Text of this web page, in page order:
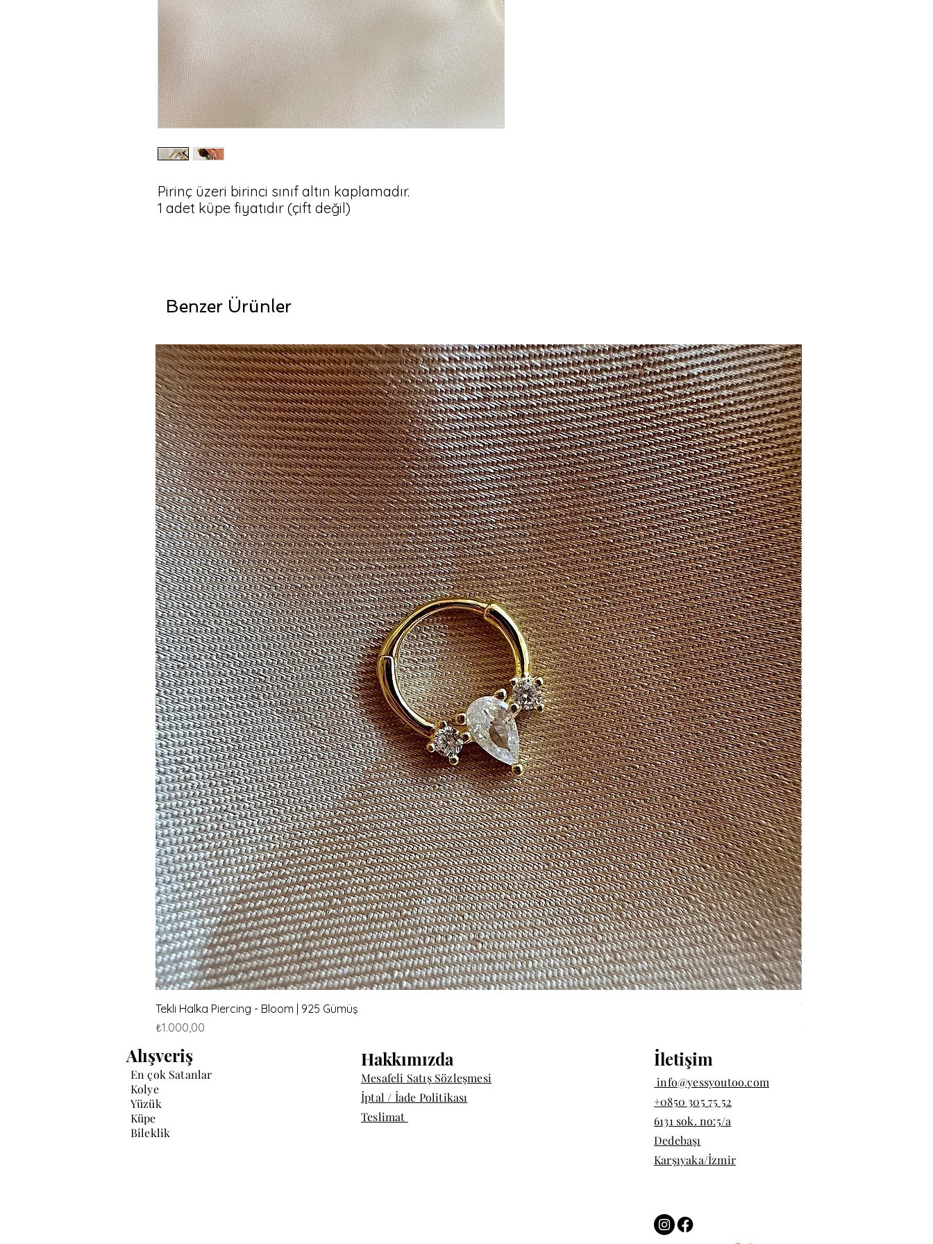
Pirinç üzeri birinci sınıf altın kaplamadır.
Benzer Ürünler
Tekli Halka Piercing - Bloom | 925 Gümüş
Fiyat
₺1.000,00
Tekli Halka Piercing -
Fiyat
₺1.000,00
Alışveriş
En çok Satanlar
Kolye
Yüzük
Küpe
Bileklik
Hakkımızda
Mesafeli Satış Sözleşmesi
İptal / İade Politikası
Teslimat
İletişim
info@yessyoutoo.com
+0850 305 75 52
6131 sok. no:5/a
Dedebaşı
Karşıyaka/İzmir